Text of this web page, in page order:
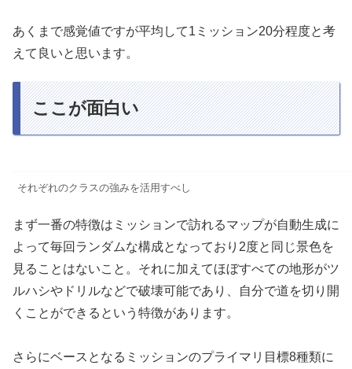
あくまで感覚値ですが平均して1ミッション20分程度と考
えて良いと思います。
ここが面白い
それぞれのクラスの強みを活用すべし
まず一番の特徴はミッションで訪れるマップが自動生成に
よって毎回ランダムな構成となっており2度と同じ景色を
見ることはないこと。それに加えてほぼすべての地形がツ
ルハシやドリルなどで破壊可能であり、自分で道を切り開
くことができるという特徴があります。
さらにベースとなるミッションのプライマリ目標8種類に